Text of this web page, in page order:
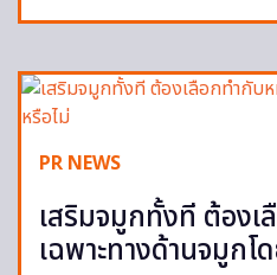
PR NEWS
เสริมจมูกทั้งที ต้อง
เฉพาะทางด้านจมูกโ